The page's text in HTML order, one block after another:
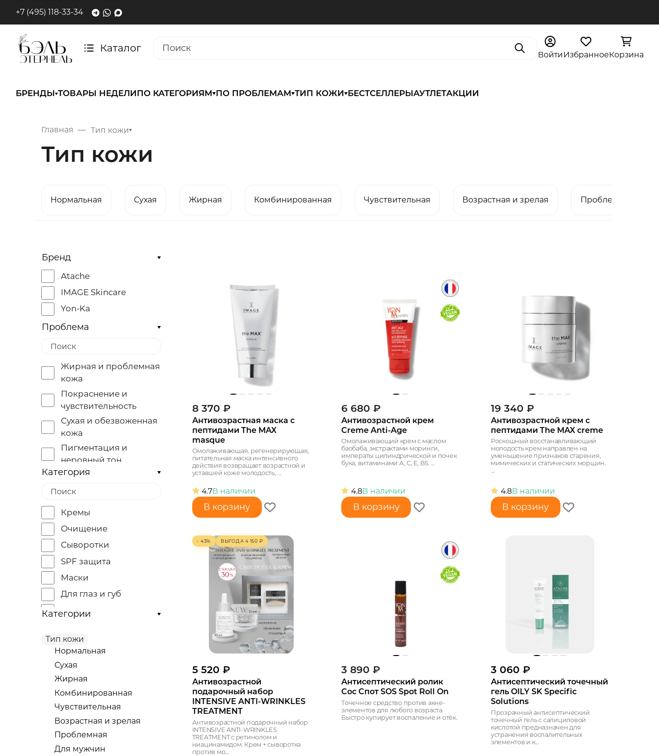
+7 (495) 118-33-34
Каталог ПоискВойтиИзбранноеКорзина
БРЕНДЫ ТОВАРЫ НЕДЕЛИПО КАТЕГОРИЯМ ПО ПРОБЛЕМАМ ТИП КОЖИ БЕСТСЕЛЛЕРЫАУТЛЕТАКЦИИ
Главная Тип кожи
Тип кожи
Нормальная Сухая Жирная Комбинированная Чувствительная Возрастная и зрелая Проблемная
Бренд
Atache
IMAGE Skincare
Yon-Ka
Проблема
Жирная и проблемная
кожа
Покраснение и
чувствительность
Сухая и обезвоженная
кожа
Пигментация и
неровный тон
Возрастные
Акне, постакне
Кератоз
Высыпания и
воспаления
Обезвоженная
Купероз и розацеа
Отёки и тёмные круги
Категория
Кремы
Очищение
Сыворотки
SPF защита
Маски
Для глаз и губ
Тоники и спреи
Специализированные
препараты
Тревел-сайзы
Наборы
С тоном
Категории
Тип кожи
Нормальная
Сухая
Жирная
Комбинированная
Чувствительная
Возрастная и зрелая
Проблемная
Для мужчин
8 370 ₽
Антивозрастная маска с
пептидами The MAX
masque
Омолаживающая, регенерирующая,
питательная маска интенсивного
действия возвращает возрастной и
уставшей коже молодость, ...
4.7В наличии
В корзину
6 680 ₽
Антивозрастной крем
Creme Anti-Age
Омолаживающий крем с маслом
баобаба, экстрактами моринги,
императы цилиндрической и почек
бука, витаминами А, С, Е, В5. ...
4.8В наличии
В корзину
19 340 ₽
Антивозрастной крем с
пептидами The MAX creme
Роскошный восстанавливающий
молодость крем направлен на
уменьшение признаков старения,
мимических и статических морщин.
...
4.8В наличии
В корзину
- 43% ВЫГОДА4 150 ₽
5 520 ₽
Антивозрастной
подарочный набор
INTENSIVE ANTI-WRINKLES
TREATMENT
Антивозрастной подарочный набор
INTENSIVE ANTI-WRINKLES
TREATMENT с ретинолом и
ниацинамидом. Крем + сыворотка
против мо...
3 890 ₽
Антисептический ролик
Сос Спот SOS Spot Roll On
Точечное средство против акне-
элементов для любого возраста.
Быстро купирует воспаление и отёк.
3 060 ₽
Антисептический точечный
гель OILY SK Specific
Solutions
Прозрачный антисептический
точечный гель с салициловой
кислотой предназначен для
устранения воспалительных
элементов и к...